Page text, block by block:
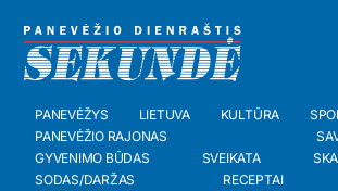
PANEVĖŽYS LIETUVA KULTŪRA
PANEVĖŽIO RAJONAS
GYVENIMO BŪDAS
SVEIKATA
SODAS/DARŽAS
RECEPTAI